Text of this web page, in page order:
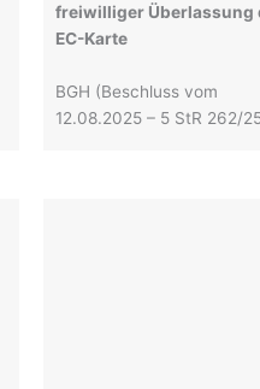
freiwilliger Überlassung
EC-Karte
BGH (Beschluss vom
12.08.2025 – 5 StR 262/